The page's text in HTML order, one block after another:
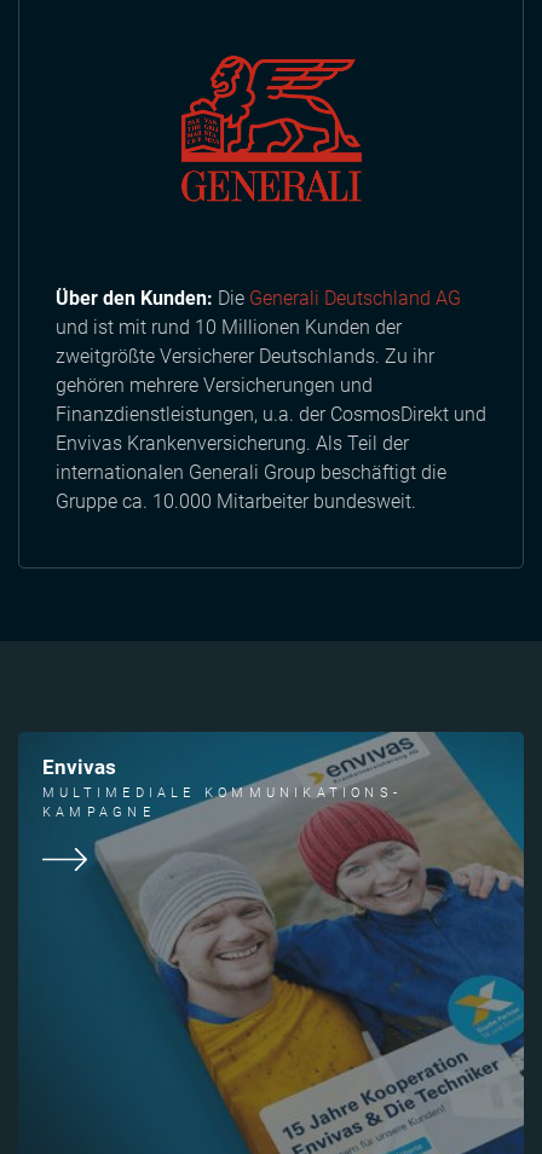
Über den Kunden: Die Generali Deutschland AG
und ist mit rund 10 Millionen Kunden der
zweitgrößte Versicherer Deutschlands. Zu ihr
gehören mehrere Versicherungen und
Finanzdienstleistungen, u.a. der CosmosDirekt und
Envivas Krankenversicherung. Als Teil der
internationalen Generali Group beschäftigt die
Gruppe ca. 10.000 Mitarbeiter bundesweit.
Envivas
MULTIMEDIALE KOMMUNIKATIONS-
KAMPAGNE